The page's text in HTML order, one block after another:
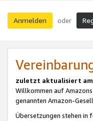
Anmelden oder
zuletzt aktualisiert am
Willkommen auf
genannten Amazon-
Übersetzungen stehen in